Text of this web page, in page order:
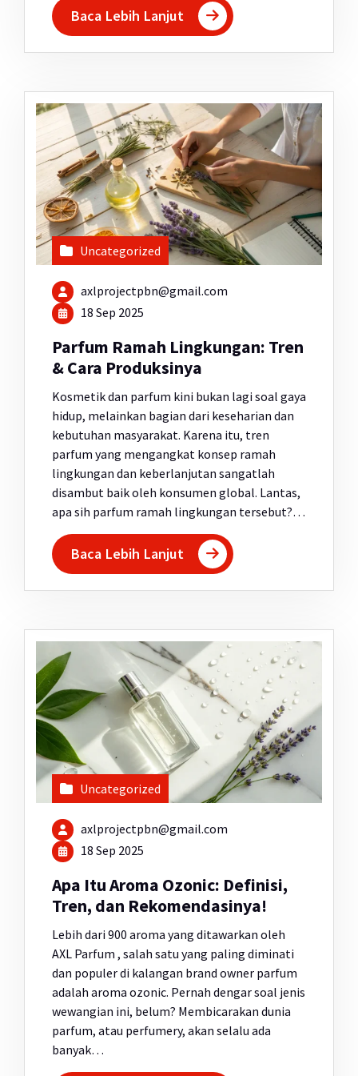
Baca Lebih Lanjut
Uncategorized
axlprojectpbn@gmail.com
18 Sep 2025
Parfum Ramah Lingkungan: Tren
& Cara Produksinya
Kosmetik dan parfum kini bukan lagi soal gaya
hidup, melainkan bagian dari keseharian dan
kebutuhan masyarakat. Karena itu, tren
parfum yang mengangkat konsep ramah
lingkungan dan keberlanjutan sangatlah
disambut baik oleh konsumen global. Lantas,
apa sih parfum ramah lingkungan tersebut?…
Baca Lebih Lanjut
Uncategorized
axlprojectpbn@gmail.com
18 Sep 2025
Apa Itu Aroma Ozonic: Definisi,
Tren, dan Rekomendasinya!
Lebih dari 900 aroma yang ditawarkan oleh
AXL Parfum , salah satu yang paling diminati
dan populer di kalangan brand owner parfum
adalah aroma ozonic. Pernah dengar soal jenis
wewangian ini, belum? Membicarakan dunia
parfum, atau perfumery, akan selalu ada
banyak…